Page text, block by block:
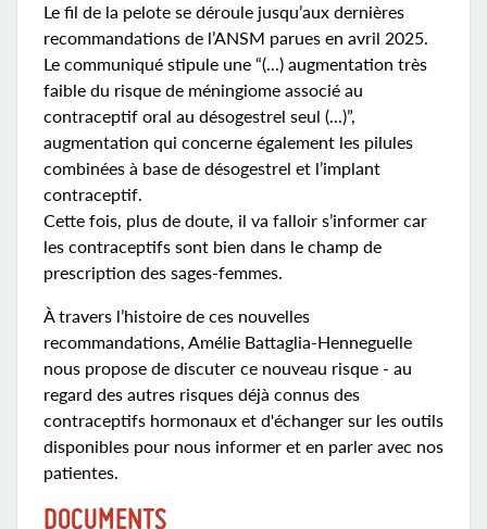
Le fil de la pelote se déroule jusqu’aux dernières
recommandations de l’ANSM parues en avril 2025.
Le communiqué stipule une “(...) augmentation très
faible du risque de méningiome associé au
contraceptif oral au désogestrel seul (...)”,
augmentation qui concerne également les pilules
combinées à base de désogestrel et l’implant
contraceptif.
Cette fois, plus de doute, il va falloir s’informer car
les contraceptifs sont bien dans le champ de
prescription des sages-femmes.
À travers l’histoire de ces nouvelles
recommandations, Amélie Battaglia-Henneguelle
nous propose de discuter ce nouveau risque - au
regard des autres risques déjà connus des
contraceptifs hormonaux et d'échanger sur les outils
disponibles pour nous informer et en parler avec nos
patientes.
DOCUMENTS